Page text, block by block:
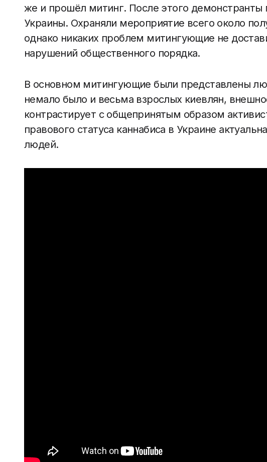
же и прошёл митинг. После этого
Украины. Охраняли мероприятие всего около
однако никаких проблем митингующие не
нарушений общественного порядка.
В основном митингующие были представлены
немало было и весьма взрослых киевлян,
контрастирует с общепринятым образом
правового статуса каннабиса в Украине
людей.